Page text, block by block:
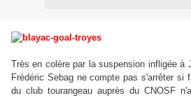
Très en colère par la suspension infligée à
Frédéric Sebag ne compte pas s'arrêter si
du club tourangeau auprès du CNOSF